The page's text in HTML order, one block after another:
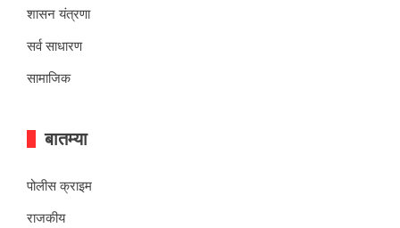
शासन यंत्रणा
सर्व साधारण
सामाजिक
बातम्या
पोलीस क्राइम
राजकीय